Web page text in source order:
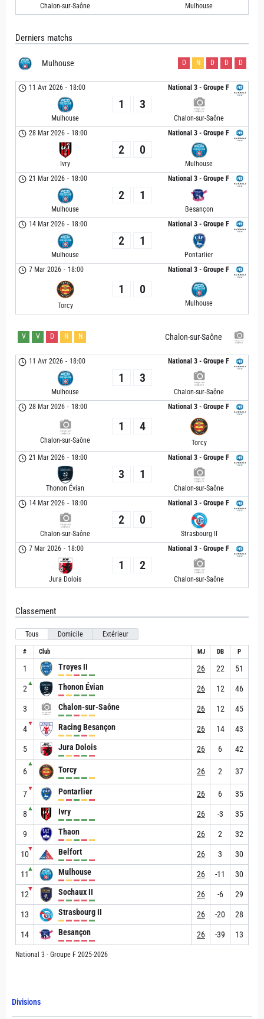
Divisions
Chalon-sur-Saône Mulhouse
Derniers matchs
Mulhouse D N D D D
National 3 - Groupe F
11 Avr 2026 - 18:00
Mulhouse
1 3
Chalon-sur-Saône
National 3 - Groupe F
28 Mar 2026 - 18:00
Ivry
2 0
Mulhouse
National 3 - Groupe F
21 Mar 2026 - 18:00
Mulhouse
2 1
Besançon
National 3 - Groupe F
14 Mar 2026 - 18:00
Mulhouse
2 1
Pontarlier
National 3 - Groupe F
7 Mar 2026 - 18:00
Torcy
1 0
Mulhouse
Chalon-sur-Saône
V V D N N
National 3 - Groupe F
11 Avr 2026 - 18:00
Mulhouse
1 3
Chalon-sur-Saône
National 3 - Groupe F
28 Mar 2026 - 18:00
Chalon-sur-Saône
1 4
Torcy
National 3 - Groupe F
21 Mar 2026 - 18:00
Thonon Évian
3 1
Chalon-sur-Saône
National 3 - Groupe F
14 Mar 2026 - 18:00
Chalon-sur-Saône
2 0
Strasbourg II
National 3 - Groupe F
7 Mar 2026 - 18:00
Jura Dolois
1 2
Chalon-sur-Saône
Classement
Tous Domicile Extérieur
# Club MJ DB P
1 Troyes II 26 22 51
2
▲ Thonon Évian 26 12 46
3 Chalon-sur-Saône 26 12 45
4
▼ Racing Besançon 26 14 43
5 Jura Dolois 26 6 42
6
▲
Torcy 26 2 37
7
▼ Pontarlier 26 6 35
8
▲ Ivry 26 -3 35
9 Thaon 26 2 32
10
▼ Belfort 26 3 30
11
▲ Mulhouse 26 -11 30
12
▼ Sochaux II 26 -6 29
13 Strasbourg II 26 -20 28
14 Besançon 26 -39 13
National 3 - Groupe F 2025-2026